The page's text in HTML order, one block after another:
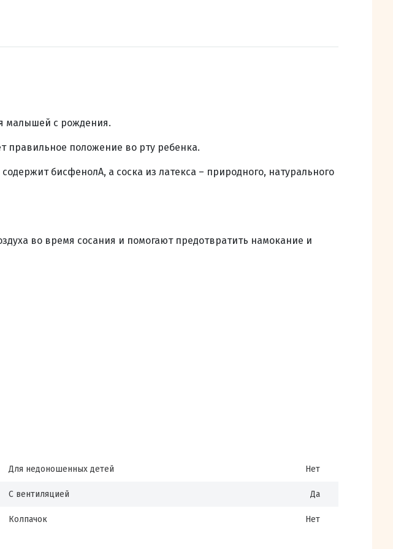
малышей с рождения.
правильное положение во рту ребенка.
бисфенолА, а соска из латекса – природного, натурального
во время сосания и помогают предотвратить намокание и
Для недоношенных детей Нет
С вентиляцией Да
Колпачок Нет